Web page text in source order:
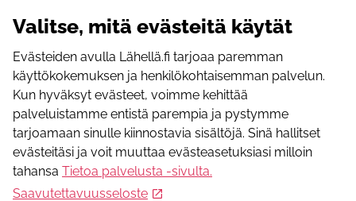
Sähköpostiosoite
huittinen.vpk@gmail.com
Puhelinnumero
040 83 510 05
Valitse, mitä evästeitä käytät
Evästeiden avulla Lähellä.fi tarjoaa paremman
käyttökokemuksen ja henkilökohtaisemman palvelun.
Kun hyväksyt evästeet, voimme kehittää
palveluistamme entistä parempia ja pystymme
tarjoamaan sinulle kiinnostavia sisältöjä. Sinä hallitset
evästeitäsi ja voit muuttaa evästeasetuksiasi milloin
tahansa Tietoa palvelusta -sivulta.
Saavutettavuusseloste